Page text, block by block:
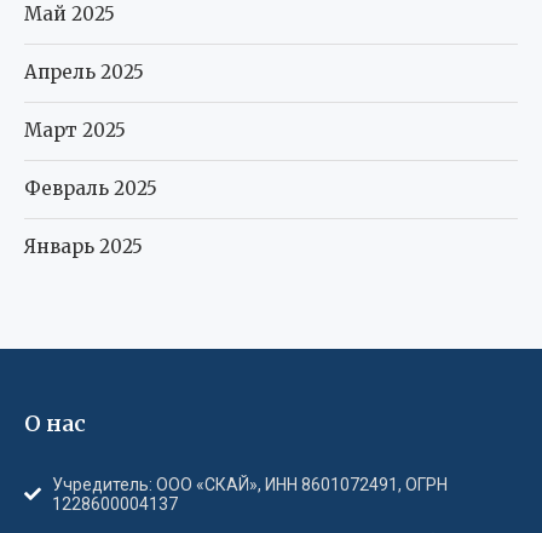
Май 2025
Апрель 2025
Март 2025
Февраль 2025
Январь 2025
О нас
Учредитель: ООО «СКАЙ», ИНН 8601072491, ОГРН
1228600004137